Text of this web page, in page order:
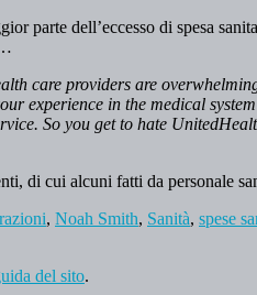
parte dell’eccesso di spesa
care providers are
experience in the medical
So you get to hate
di cui alcuni fatti da personale
, Noah Smith, Sanità, spese
del sito.